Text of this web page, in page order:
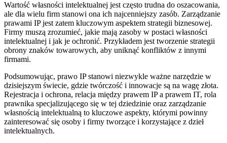
Wartość własności intelektualnej jest często trudna do oszacowania,
ale dla wielu firm stanowi ona ich najcenniejszy zasób. Zarządzanie
prawami IP jest zatem kluczowym aspektem strategii biznesowej.
Firmy muszą zrozumieć, jakie mają zasoby w postaci własności
intelektualnej i jak je ochronić. Przykładem jest tworzenie strategii
obrony znaków towarowych, aby uniknąć konfliktów z innymi
firmami.
Podsumowując, prawo IP stanowi niezwykle ważne narzędzie w
dzisiejszym świecie, gdzie twórczość i innowacje są na wagę złota.
Rejestracja i ochrona, relacja między prawem IP a prawem IT, rola
prawnika specjalizującego się w tej dziedzinie oraz zarządzanie
własnością intelektualną to kluczowe aspekty, którymi powinny
zainteresować się osoby i firmy tworzące i korzystające z dzieł
intelektualnych.